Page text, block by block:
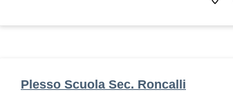
Plesso Scuola Sec. Roncalli